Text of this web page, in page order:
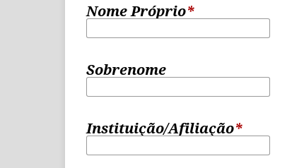
Nome Próprio*
Sobrenome
Instituição/Afiliação*